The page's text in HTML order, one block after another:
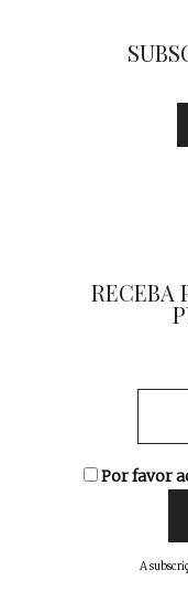
RECEBA
Por favor
A